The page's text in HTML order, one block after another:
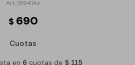
19941Az
$ 690
Cuotas
en 6 cuotas de $ 115